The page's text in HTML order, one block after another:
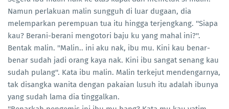
Namun perlakuan malin sungguh di luar dugaan, dia
melemparkan perempuan tua itu hingga terjengkang. ''Siapa
kau? Berani-berani mengotori baju ku yang mahal ini?''.
Bentak malin. ''Malin.. ini aku nak, ibu mu. Kini kau benar-
benar sudah jadi orang kaya nak. Kini ibu sangat senang kau
sudah pulang''. Kata ibu malin. Malin terkejut mendengarnya,
tak disangka wanita dengan pakaian lusuh itu adalah ibunya
yang sudah lama dia tinggalkan.